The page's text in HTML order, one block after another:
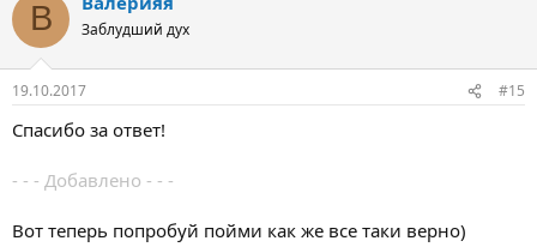
В Заблудший дух
19.10.2017 #15
Спасибо за ответ!
- - - Добавлено - - -
Вот теперь попробуй пойми как же все таки верно)